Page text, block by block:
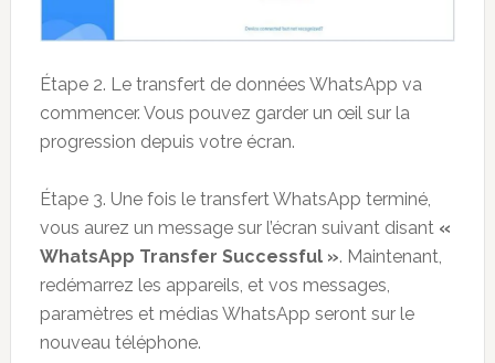
Étape 2. Le transfert de données WhatsApp va
commencer. Vous pouvez garder un œil sur la
progression depuis votre écran.
Étape 3. Une fois le transfert WhatsApp terminé,
vous aurez un message sur l’écran suivant disant «
WhatsApp Transfer Successful ». Maintenant,
redémarrez les appareils, et vos messages,
paramètres et médias WhatsApp seront sur le
nouveau téléphone.